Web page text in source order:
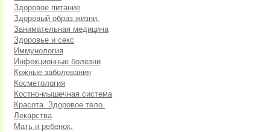
Здоровое питание
Здоровый образ жизни.
Занимательная медицина
Здоровье и секс
Иммунология
Инфекционные болезни
Кожные заболевания
Косметология
Костно-мышечная система
Красота. Здоровое тело.
Лекарства
Мать и ребенок.